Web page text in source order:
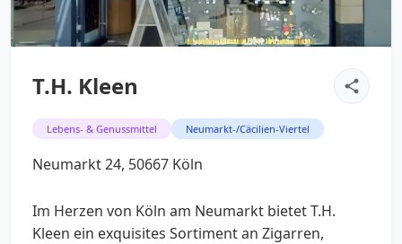
T.H. Kleen
Lebens- & Genussmittel Neumarkt-/Cäcilien-Viertel
Neumarkt 24, 50667 Köln
Im Herzen von Köln am Neumarkt bietet T.H.
Kleen ein exquisites Sortiment an Zigarren,